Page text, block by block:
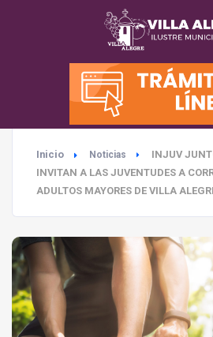
Inicio Noticias
INJUV
INVITAN A LAS JUVENTUDES A
ADULTOS MAYORES DE VILLA